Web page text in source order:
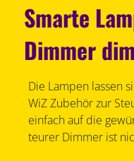
Smarte
Dimmer
Die Lampen lassen
WiZ Zubehör zur
einfach auf die
teurer Dimmer ist